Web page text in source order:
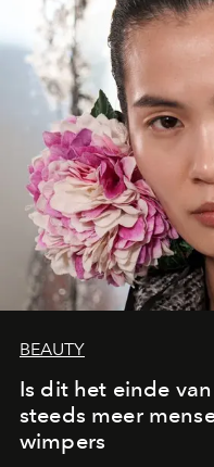
BEAUTY
Is dit het einde
steeds meer
wimpers